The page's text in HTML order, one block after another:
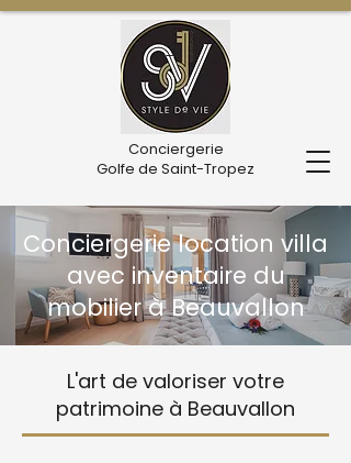
Conciergerie
Golfe de Saint-Tropez
Conciergerie location villa
avec inventaire du
mobilier à Beauvallon
L'art de valoriser votre
patrimoine à Beauvallon